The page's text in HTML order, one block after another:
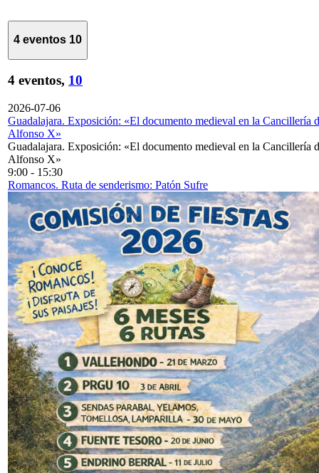
4 eventos 10
4 eventos, 10
2026-07-06
Guadalajara. Exposición: «El documento medieval en la Cancillería
Alfonso X»
Guadalajara. Exposición: «El documento medieval en la Cancillería
Alfonso X»
9:00 - 15:30
Romancos. Ruta de senderismo: Patón Sufre